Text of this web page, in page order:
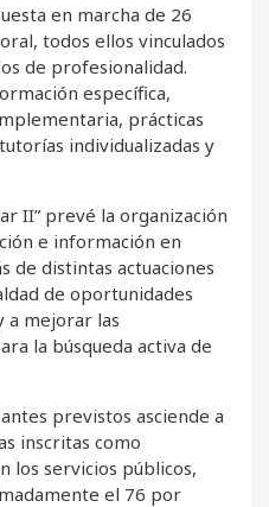
en marcha de 26
todos ellos vinculados
de profesionalidad.
específica,
prácticas
individualizadas y
II” prevé la organización
e información en
de distintas actuaciones
de oportunidades
a mejorar las
la búsqueda activa de
previstos asciende a
inscritas como
los servicios públicos,
el 76 por